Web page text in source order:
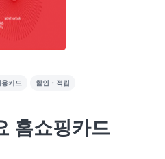
용카드 할인・적립
홈쇼핑카드